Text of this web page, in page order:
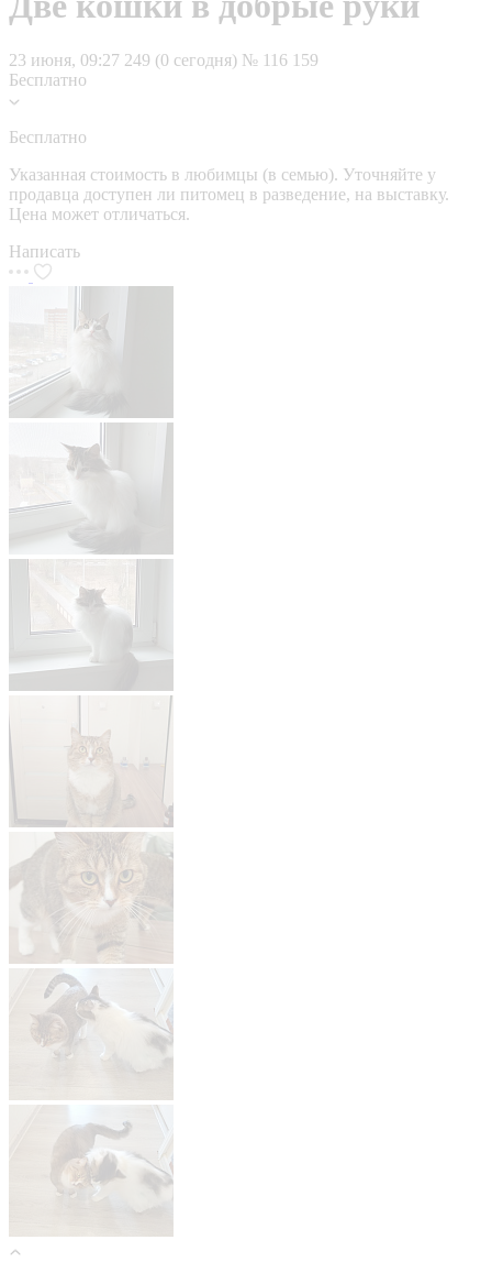
23 июня, 09:27 249 (0 сегодня) № 116 159
Бесплатно
Бесплатно
Указанная стоимость в любимцы (в семью). Уточняйте у
продавца доступен ли питомец в разведение, на выставку.
Цена может отличаться.
Написать